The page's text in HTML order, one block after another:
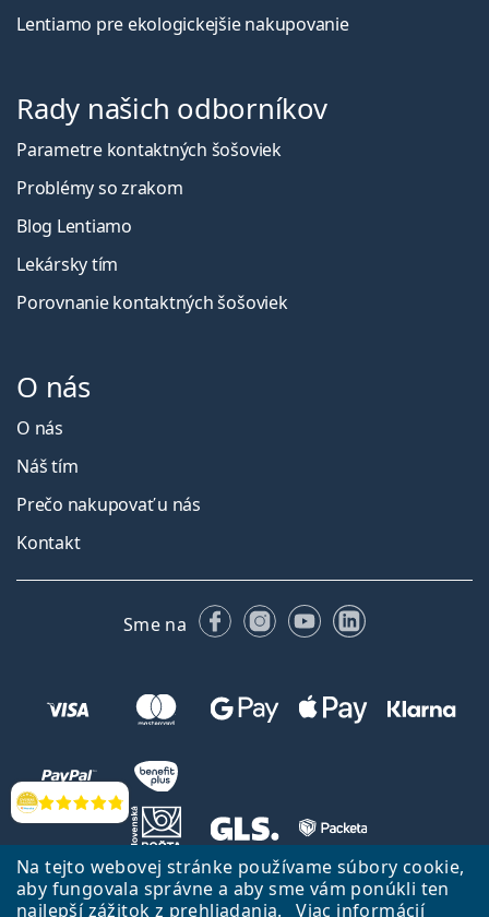
Na tejto webovej stránke používame súbory cookie,
aby fungovala správne a aby sme vám ponúkli ten
najlepší zážitok z prehliadania.
Viac informácií
Hodnotenia
Lentiamo pre ekologickejšie nakupovanie
Rady našich odborníkov
Parametre kontaktných šošoviek
Problémy so zrakom
Blog Lentiamo
Lekársky tím
Porovnanie kontaktných šošoviek
O nás
O nás
Náš tím
Prečo nakupovať u nás
Kontakt
Sme na FacebookuInstagrame
YouTubeLinkedIn
Späť na Úvodnu stránku Prejsť hore